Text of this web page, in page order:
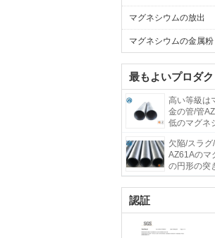
マグネシウムの放出
マグネシウムの金属粉
最もよいプロダク
高い等級は
金の管/管
低のマグネ
欠陥/スラ
AZ61Aのマ
の円形の突
認証